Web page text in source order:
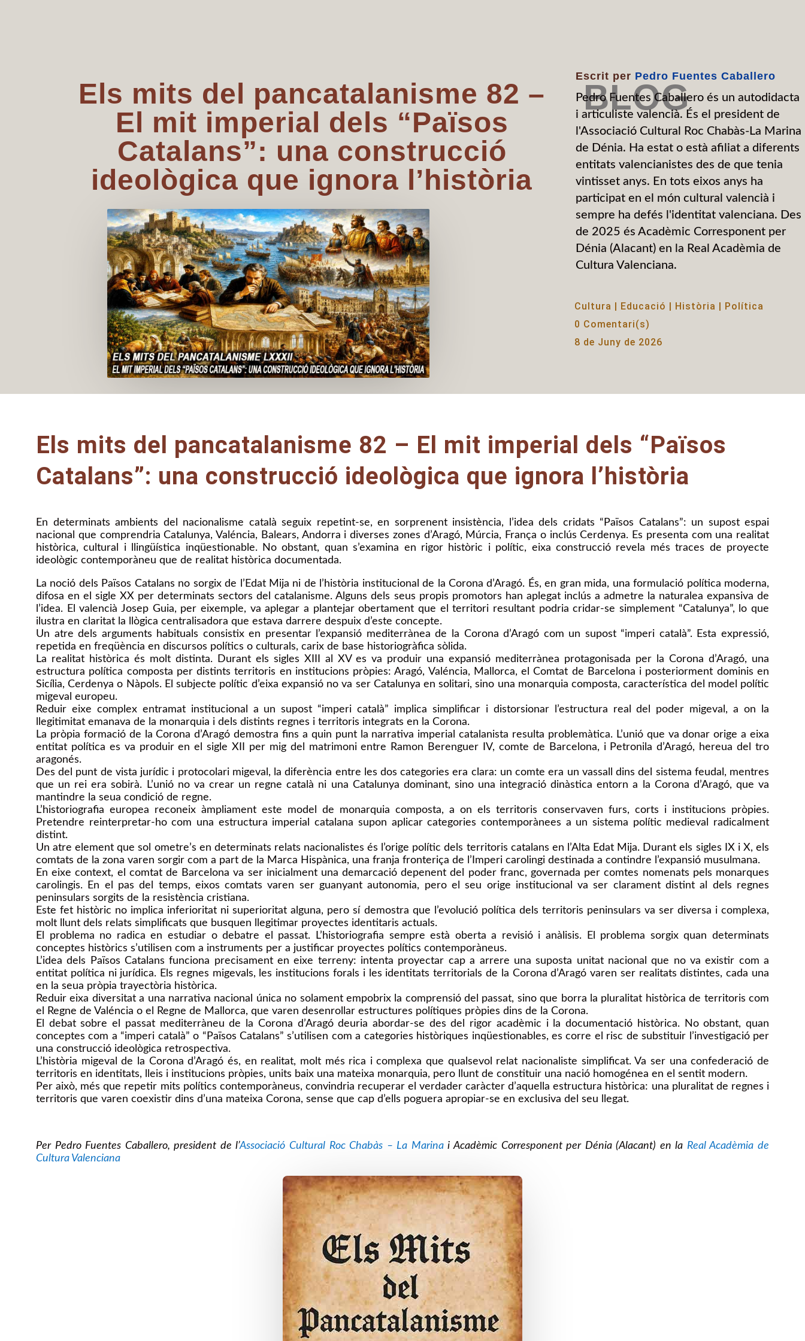
Els mits del pancatalanisme 82 –
El mit imperial dels “Països
Catalans”: una construcció
ideològica que ignora l’història
BLOG
Escrit per Pedro Fuentes Caballero
Pedro Fuentes Caballero és un autodidacta
i articuliste valencià. És el president de
l'Associació Cultural Roc Chabàs-La Marina
de Dénia. Ha estat o està afiliat a diferents
entitats valencianistes des de que tenia
vintisset anys. En tots eixos anys ha
participat en el món cultural valencià i
sempre ha defés l'identitat valenciana. Des
de 2025 és Acadèmic Corresponent per
Dénia (Alacant) en la Real Acadèmia de
Cultura Valenciana.
Cultura | Educació | Història | Política
0 Comentari(s)
8 de Juny de 2026
Els mits del pancatalanisme 82 – El mit imperial dels “Països
Catalans”: una construcció ideològica que ignora l’història
En determinats ambients del nacionalisme català seguix repetint-se, en sorprenent insistència, l’idea dels cridats “Països Catalans”: un supost espai
nacional que comprendria Catalunya, Valéncia, Balears, Andorra i diverses zones d’Aragó, Múrcia, França o inclús Cerdenya. Es presenta com una realitat
històrica, cultural i llingüística inqüestionable. No obstant, quan s’examina en rigor històric i polític, eixa construcció revela més traces de proyecte
ideològic contemporàneu que de realitat històrica documentada.
La noció dels Països Catalans no sorgix de l’Edat Mija ni de l’història institucional de la Corona d’Aragó. És, en gran mida, una formulació política moderna,
difosa en el sigle XX per determinats sectors del catalanisme. Alguns dels seus propis promotors han aplegat inclús a admetre la naturalea expansiva de
l’idea. El valencià Josep Guia, per eixemple, va aplegar a plantejar obertament que el territori resultant podria cridar-se simplement “Catalunya”, lo que
ilustra en claritat la llògica centralisadora que estava darrere despuix d’este concepte.
Un atre dels arguments habituals consistix en presentar l’expansió mediterrànea de la Corona d’Aragó com un supost “imperi català”. Esta expressió,
repetida en freqüència en discursos polítics o culturals, carix de base historiogràfica sòlida.
La realitat històrica és molt distinta. Durant els sigles XIII al XV es va produir una expansió mediterrànea protagonisada per la Corona d’Aragó, una
estructura política composta per distints territoris en institucions pròpies: Aragó, Valéncia, Mallorca, el Comtat de Barcelona i posteriorment dominis en
Sicília, Cerdenya o Nàpols. El subjecte polític d’eixa expansió no va ser Catalunya en solitari, sino una monarquia composta, característica del model polític
migeval europeu.
Reduir eixe complex entramat institucional a un supost “imperi català” implica simplificar i distorsionar l’estructura real del poder migeval, a on la
llegitimitat emanava de la monarquia i dels distints regnes i territoris integrats en la Corona.
La pròpia formació de la Corona d’Aragó demostra fins a quin punt la narrativa imperial catalanista resulta problemàtica. L’unió que va donar orige a eixa
entitat política es va produir en el sigle XII per mig del matrimoni entre Ramon Berenguer IV, comte de Barcelona, i Petronila d’Aragó, hereua del tro
aragonés.
Des del punt de vista jurídic i protocolari migeval, la diferència entre les dos categories era clara: un comte era un vassall dins del sistema feudal, mentres
que un rei era sobirà. L’unió no va crear un regne català ni una Catalunya dominant, sino una integració dinàstica entorn a la Corona d’Aragó, que va
mantindre la seua condició de regne.
L’historiografia europea reconeix àmpliament este model de monarquia composta, a on els territoris conservaven furs, corts i institucions pròpies.
Pretendre reinterpretar-ho com una estructura imperial catalana supon aplicar categories contemporànees a un sistema polític medieval radicalment
distint.
Un atre element que sol ometre’s en determinats relats nacionalistes és l’orige polític dels territoris catalans en l’Alta Edat Mija. Durant els sigles IX i X, els
comtats de la zona varen sorgir com a part de la Marca Hispànica, una franja fronteriça de l’Imperi carolingi destinada a contindre l’expansió musulmana.
En eixe context, el comtat de Barcelona va ser inicialment una demarcació depenent del poder franc, governada per comtes nomenats pels monarques
carolingis. En el pas del temps, eixos comtats varen ser guanyant autonomia, pero el seu orige institucional va ser clarament distint al dels regnes
peninsulars sorgits de la resistència cristiana.
Este fet històric no implica inferioritat ni superioritat alguna, pero sí demostra que l’evolució política dels territoris peninsulars va ser diversa i complexa,
molt llunt dels relats simplificats que busquen llegitimar proyectes identitaris actuals.
El problema no radica en estudiar o debatre el passat. L’historiografia sempre està oberta a revisió i anàlisis. El problema sorgix quan determinats
conceptes històrics s’utilisen com a instruments per a justificar proyectes polítics contemporàneus.
L’idea dels Països Catalans funciona precisament en eixe terreny: intenta proyectar cap a arrere una suposta unitat nacional que no va existir com a
entitat política ni jurídica. Els regnes migevals, les institucions forals i les identitats territorials de la Corona d’Aragó varen ser realitats distintes, cada una
en la seua pròpia trayectòria històrica.
Reduir eixa diversitat a una narrativa nacional única no solament empobrix la comprensió del passat, sino que borra la pluralitat històrica de territoris com
el Regne de Valéncia o el Regne de Mallorca, que varen desenrollar estructures polítiques pròpies dins de la Corona.
El debat sobre el passat mediterràneu de la Corona d’Aragó deuria abordar-se des del rigor acadèmic i la documentació històrica. No obstant, quan
conceptes com a “imperi català” o “Països Catalans” s’utilisen com a categories històriques inqüestionables, es corre el risc de substituir l’investigació per
una construcció ideològica retrospectiva.
L’història migeval de la Corona d’Aragó és, en realitat, molt més rica i complexa que qualsevol relat nacionaliste simplificat. Va ser una confederació de
territoris en identitats, lleis i institucions pròpies, units baix una mateixa monarquia, pero llunt de constituir una nació homogénea en el sentit modern.
Per això, més que repetir mits polítics contemporàneus, convindria recuperar el verdader caràcter d’aquella estructura històrica: una pluralitat de regnes i
territoris que varen coexistir dins d’una mateixa Corona, sense que cap d’ells poguera apropiar-se en exclusiva del seu llegat.
Per Pedro Fuentes Caballero, president de l’Associació Cultural Roc Chabàs – La Marinai Acadèmic Corresponent per Dénia (Alacant) en la Real Acadèmia de
Cultura Valenciana